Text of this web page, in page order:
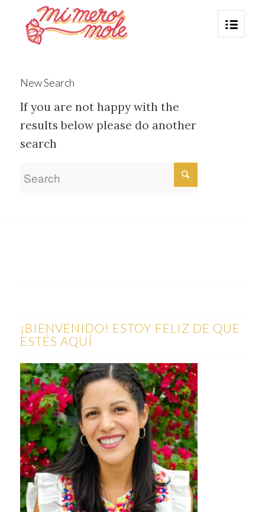
New Search
If you are not happy with the
results below please do another
search
¡BIENVENIDO! ESTOY FELIZ DE QUE
ESTÉS AQUÍ